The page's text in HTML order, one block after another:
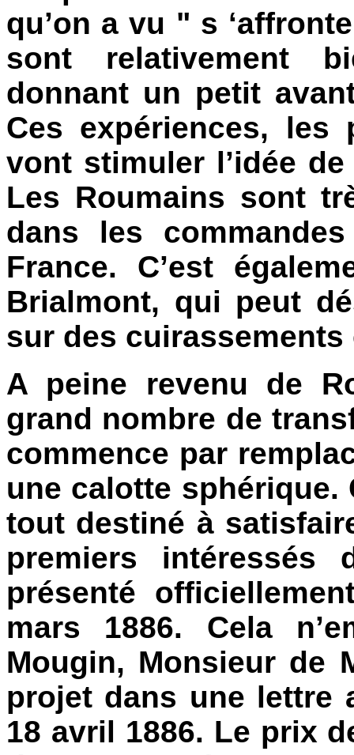
qu’on a vu " s
sont relativement
donnant un petit
Ces expériences, les
vont stimuler l’idée
Les Roumains sont
dans les
France. C’est
Brialmont, qui peut
sur des
A peine revenu de
grand nombre de
commence par
une calotte sphérique.
tout destiné à
premiers
présenté
mars 1886. Cela
Mougin, Monsieur de
projet dans une lettre
18 avril 1886. Le prix